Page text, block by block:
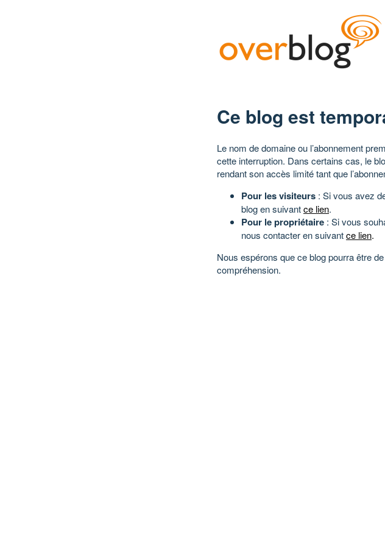
Ce blog est
Le nom de domaine ou l’abonnement
cette interruption. Dans certains cas, le
rendant son accès limité tant que
Pour les visiteurs : Si vous avez
blog en suivantce lien.
Pour le propriétaire : Si vous
nous contacter en suivantce lien.
Nous espérons que ce blog pourra être
compréhension.